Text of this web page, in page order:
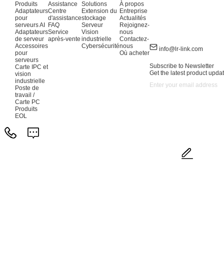
Produits
Adaptateurs
pour
serveurs AI
Adaptateurs
de serveur
Accessoires
pour
serveurs
Carte IPC et
vision
industrielle
Poste de
travail /
Carte PC
Produits
EOL
Assistance
Centre
d'assistance
FAQ
Service
après-vente
Solutions
Extension du
stockage
Serveur
Vision
industrielle
Cybersécurité
À propos
Entreprise
Actualités
Rejoignez-
nous
Contactez-
nous
Où acheter
info@lr-link.com
Subscribe to Newsletter
Get the latest product